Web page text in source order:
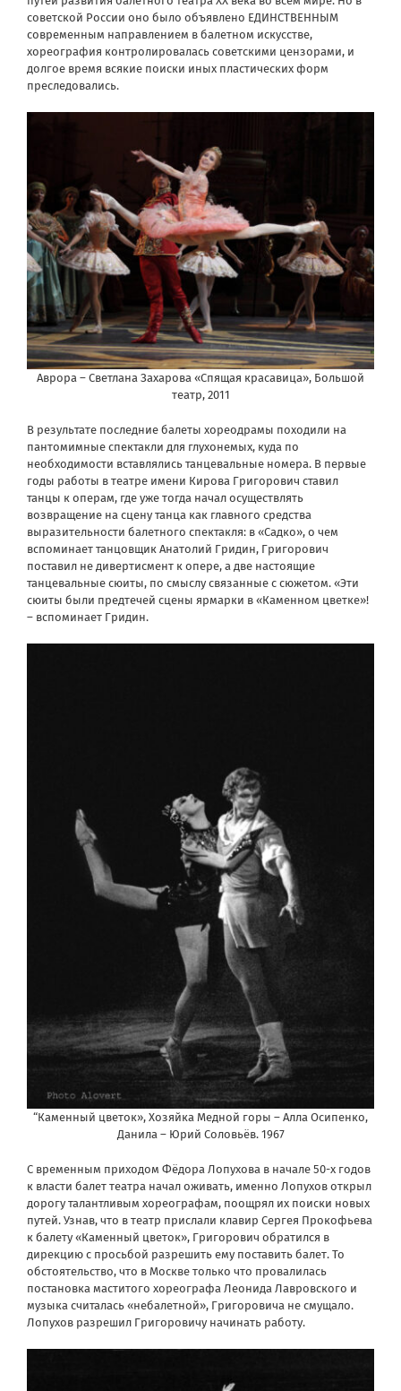
советской России оно было объявлено ЕДИНСТВЕННЫМ
современным направлением в балетном искусстве,
хореография контролировалась советскими цензорами, и
долгое время всякие поиски иных пластических форм
преследовались.
Аврора – Светлана Захарова «Спящая красавица», Большой
театр, 2011
В результате последние балеты хореодрамы походили на
пантомимные спектакли для глухонемых, куда по
необходимости вставлялись танцевальные номера. В первые
годы работы в театре имени Кирова Григорович ставил
танцы к операм, где уже тогда начал осуществлять
возвращение на сцену танца как главного средства
выразительности балетного спектакля: в «Садко», о чем
вспоминает танцовщик Анатолий Гридин, Григорович
поставил не дивертисмент к опере, а две настоящие
танцевальные сюиты, по смыслу связанные с сюжетом. «Эти
сюиты были предтечей сцены ярмарки в «Каменном цветке»!
– вспоминает Гридин.
“Каменный цветок», Хозяйка Медной горы – Алла Осипенко,
Данила – Юрий Соловьёв. 1967
С временным приходом Фёдора Лопухова в начале 50-х годов
к власти балет театра начал оживать, именно Лопухов открыл
дорогу талантливым хореографам, поощрял их поиски новых
путей. Узнав, что в театр прислали клавир Сергея Прокофьева
к балету «Каменный цветок», Григорович обратился в
дирекцию с просьбой разрешить ему поставить балет. То
обстоятельство, что в Москве только что провалилась
постановка маститого хореографа Леонида Лавровского и
музыка считалась «небалетной», Григоровича не смущало.
Лопухов разрешил Григоровичу начинать работу.